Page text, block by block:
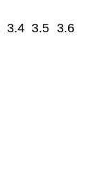
3.4 3.5 3.6